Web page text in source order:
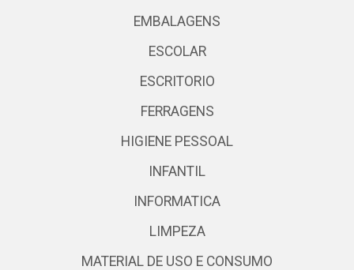
EMBALAGENS
ESCOLAR
ESCRITORIO
FERRAGENS
HIGIENE PESSOAL
INFANTIL
INFORMATICA
LIMPEZA
MATERIAL DE USO E CONSUMO